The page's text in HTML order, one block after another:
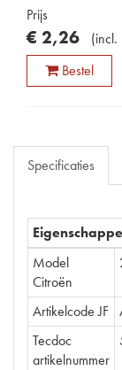
Prijs
€ 2,26 (incl.
Bestel
Specificaties
Model
Citroën
Artikelcode JF
Tecdoc
artikelnummer